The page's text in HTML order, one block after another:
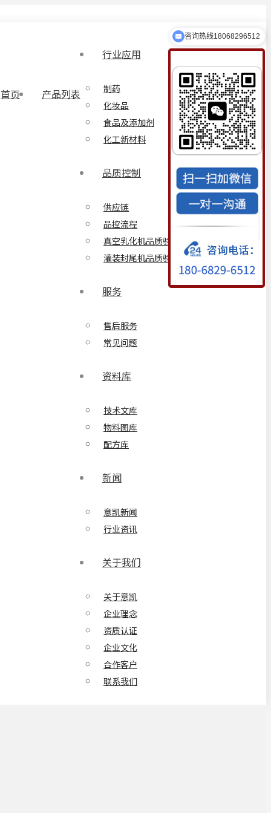
首页 产品列表
行业应用
制药
化妆品
食品及添加剂
化工新材料
品质控制
供应链
品控流程
真空乳化机品质验证方案
灌装封尾机品质验证方案
服务
售后服务
常见问题
资料库
技术文库
物料图库
配方库
新闻
意凯新闻
行业资讯
关于我们
关于意凯
企业理念
资质认证
企业文化
合作客户
联系我们
乳化设备定制